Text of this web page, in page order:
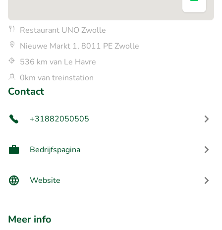
Restaurant UNO Zwolle
Nieuwe Markt 1, 8011 PE Zwolle
536 km van Le Havre
0km van treinstation
Contact
+31882050505
Bedrijfspagina
Website
Meer info